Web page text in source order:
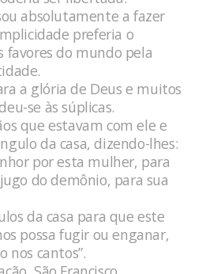
absolutamente a fazer
preferia o
favores do mundo pela
a glória de Deus e muitos
se às súplicas.
que estavam com ele e
da casa, dizendo-lhes:
por esta mulher, para
do demônio, para sua
da casa para que este
possa fugir ou enganar,
nos cantos”.